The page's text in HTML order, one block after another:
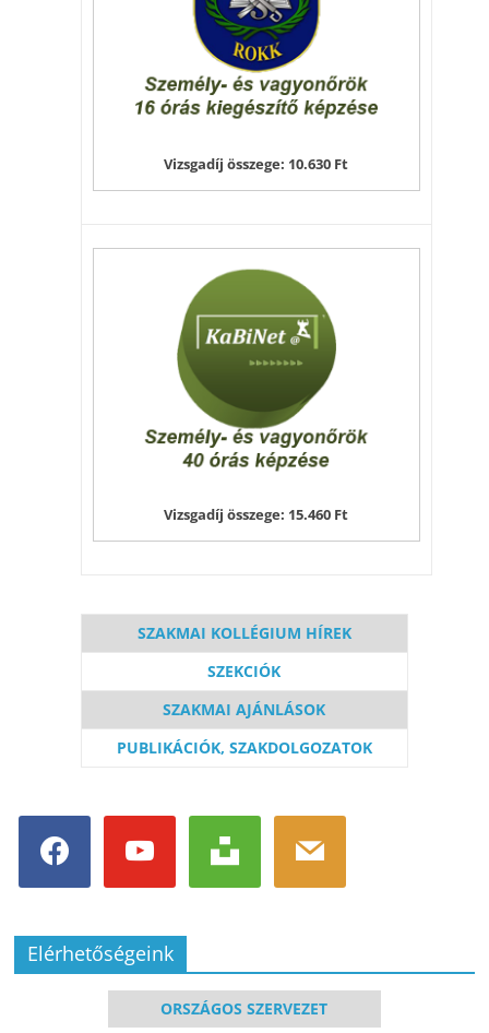
Vizsgadíj összege: 10.630 Ft
Vizsgadíj összege: 15.460 Ft
SZAKMAI KOLLÉGIUM HÍREK
SZEKCIÓK
SZAKMAI AJÁNLÁSOK
PUBLIKÁCIÓK, SZAKDOLGOZATOK
Elérhetőségeink
ORSZÁGOS SZERVEZET